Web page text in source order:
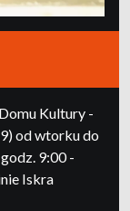
Kultury -
od wtorku do
9:00 -
Iskra